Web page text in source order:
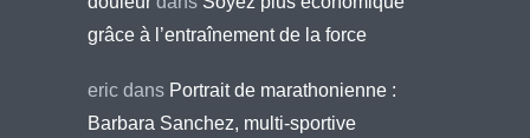
grâce à l’entraînement de la force
eric dans Portrait de marathonienne :
Barbara Sanchez, multi-sportive